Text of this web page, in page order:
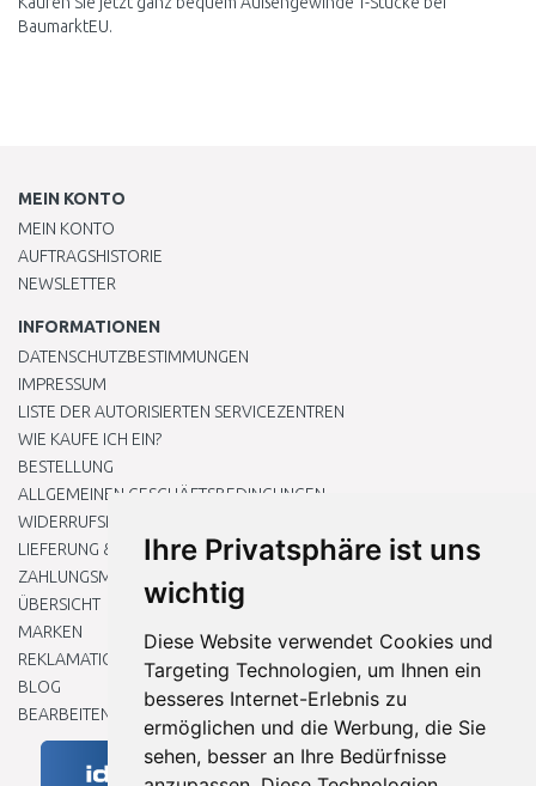
Ihre Privatsphäre ist uns
wichtig
Diese Website verwendet Cookies und
Targeting Technologien, um Ihnen ein
besseres Internet-Erlebnis zu
ermöglichen und die Werbung, die Sie
sehen, besser an Ihre Bedürfnisse
BaumarktEU.
MEIN KONTO
MEIN KONTO
AUFTRAGSHISTORIE
NEWSLETTER
INFORMATIONEN
DATENSCHUTZBESTIMMUNGEN
IMPRESSUM
LISTE DER AUTORISIERTEN SERVICEZENTREN
WIE KAUFE ICH EIN?
BESTELLUNG
ALLGEMEINEN GESCHÄFTSBEDINGUNGEN
WIDERRUFSRECHT
LIEFERUNG & ZAHLUNG
ZAHLUNGSMETHODEN
ÜBERSICHT
MARKEN
REKLAMATIONEN UND RETOUREN
BLOG
BEARBEITEN SIE MEINE COOKIE-EINSTELLUNGEN